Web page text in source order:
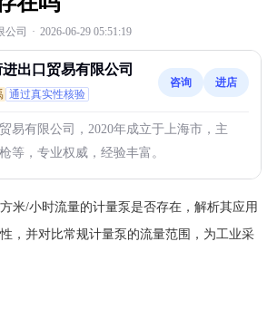
公司 · 2026-06-29 05:51:19
进出口贸易有限公司
通过真实性核验
咨询 进店
易有限公司，2020年成立于上海市，主
等，专业权威，经验丰富。
米/小时流量的计量泵是否存在，解析其应用
，并对比常规计量泵的流量范围，为工业采